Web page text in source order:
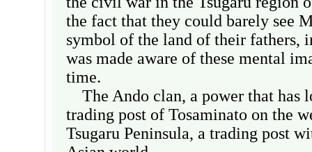
the fact that they could barely see
symbol of the land of their fathers,
was made aware of these mental
time.
The Ando clan, a power that has
trading post of Tosaminato on the
Tsugaru Peninsula, a trading post